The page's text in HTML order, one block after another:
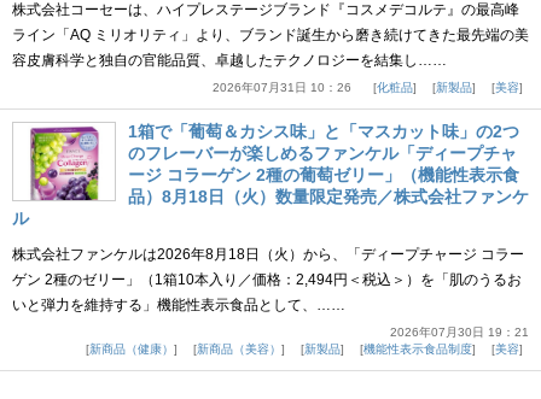
株式会社コーセーは、ハイプレステージブランド『コスメデコルテ』の最高峰
ライン「AQ ミリオリティ」より、ブランド誕生から磨き続けてきた最先端の美
容皮膚科学と独自の官能品質、卓越したテクノロジーを結集し……
2026年07月31日 10：26 化粧品 新製品 美容
1箱で「葡萄＆カシス味」と「マスカット味」の2つ
のフレーバーが楽しめるファンケル「ディープチャ
ージ コラーゲン 2種の葡萄ゼリー」（機能性表示食
品）8月18日（火）数量限定発売／株式会社ファンケ
ル
株式会社ファンケルは2026年8月18日（火）から、「ディープチャージ コラー
ゲン 2種のゼリー」（1箱10本入り／価格：2,494円＜税込＞）を「肌のうるお
いと弾力を維持する」機能性表示食品として、……
2026年07月30日 19：21
新商品（健康）
新商品（美容） 新製品 機能性表示食品制度 美容